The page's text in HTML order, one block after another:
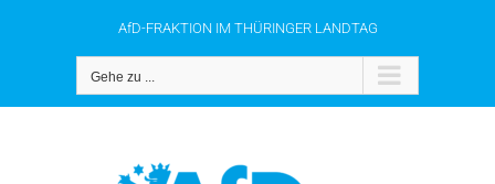
AfD-FRAKTION IM THÜRINGER LANDTAG
Gehe zu ...